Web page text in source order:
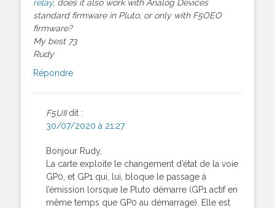
relay, does it also work with Analog Devices
standard firmware in Pluto, or only with F5OEO
firmware?
My best 73
Rudy
Répondre
F5UII dit :
30/07/2020 à 21:27
Bonjour Rudy,
La carte exploite le changement d’état de la voie
GP0, et GP1 qui, lui, bloque le passage à
l’émission lorsque le Pluto démarre (GP1 actif en
même temps que GP0 au démarrage). Elle est